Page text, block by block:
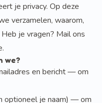
je privacy. Op deze
verzamelen, waarom,
je vragen? Mail ons
.
we?
en bericht — om
optioneel je naam) — om